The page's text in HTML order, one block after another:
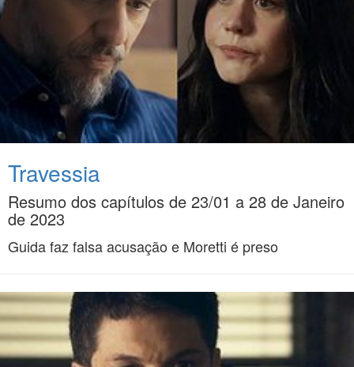
Travessia
Resumo dos capítulos de 23/01 a 28 de Janeiro
de 2023
Guida faz falsa acusação e Moretti é preso